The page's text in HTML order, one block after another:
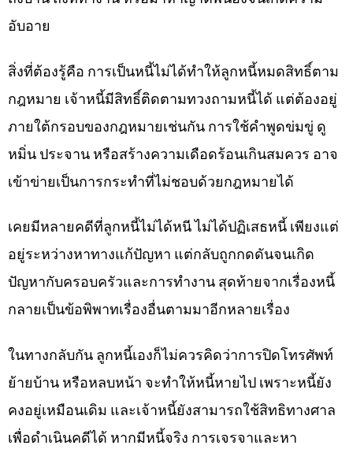
อับอาย
สิ่งที่ต้องรู้คือ การเป็นหนี้ไม่ได้ทำให้ลูกหนี้หมดสิทธิ์ตาม
กฎหมาย เจ้าหนี้มีสิทธิ์ติดตามทวงถามหนี้ได้ แต่ต้องอยู่
ภายใต้กรอบของกฎหมายเช่นกัน การใช้คำพูดข่มขู่ ดู
หมิ่น ประจาน หรือสร้างความเดือดร้อนเกินสมควร อาจ
เข้าข่ายเป็นการกระทำที่ไม่ชอบด้วยกฎหมายได้
เคยมีหลายคดีที่ลูกหนี้ไม่ได้หนี ไม่ได้ปฏิเสธหนี้ เพียงแต่
อยู่ระหว่างหาทางแก้ปัญหา แต่กลับถูกกดดันจนเกิด
ปัญหากับครอบครัวและการทำงาน สุดท้ายจากเรื่องหนี้
กลายเป็นข้อพิพาทเรื่องอื่นตามมาอีกหลายเรื่อง
ในทางกลับกัน ลูกหนี้เองก็ไม่ควรคิดว่าการปิดโทรศัพท์
ย้ายบ้าน หรือหลบหน้า จะทำให้หนี้หายไป เพราะหนี้ยัง
คงอยู่เหมือนเดิม และเจ้าหนี้ยังสามารถใช้สิทธิทางศาล
เพื่อดำเนินคดีได้ หากมีหนี้จริง การเจรจาและหา